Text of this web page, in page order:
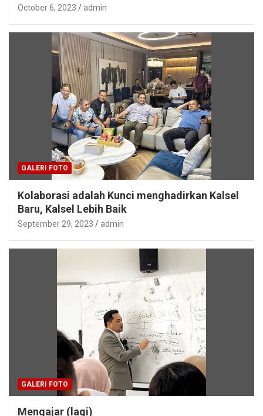
October 6, 2023 admin
GALERI FOTO
Kolaborasi adalah Kunci menghadirkan Kalsel
Baru, Kalsel Lebih Baik
September 29, 2023 admin
GALERI FOTO
Mengajar (lagi)